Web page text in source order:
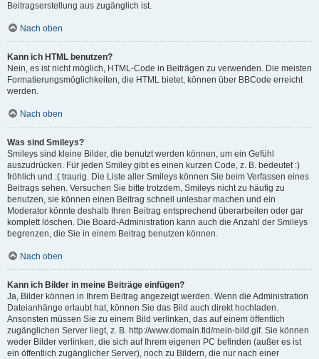
Beitragserstellung aus zugänglich ist.
Nach oben
Kann ich HTML benutzen?
Nein, es ist nicht möglich, HTML-Code in Beiträgen zu verwenden. Die meisten
Formatierungsmöglichkeiten, die HTML bietet, können über BBCode erreicht
werden.
Nach oben
Was sind Smileys?
Smileys sind kleine Bilder, die benutzt werden können, um ein Gefühl
auszudrücken. Für jeden Smiley gibt es einen kurzen Code, z. B. bedeutet :)
fröhlich und :( traurig. Die Liste aller Smileys können Sie beim Verfassen eines
Beitrags sehen. Versuchen Sie bitte trotzdem, Smileys nicht zu häufig zu
benutzen, sie können einen Beitrag schnell unlesbar machen und ein
Moderator könnte deshalb Ihren Beitrag entsprechend überarbeiten oder gar
komplett löschen. Die Board-Administration kann auch die Anzahl der Smileys
begrenzen, die Sie in einem Beitrag benutzen können.
Nach oben
Kann ich Bilder in meine Beiträge einfügen?
Ja, Bilder können in Ihrem Beitrag angezeigt werden. Wenn die Administration
Dateianhänge erlaubt hat, können Sie das Bild auch direkt hochladen.
Ansonsten müssen Sie zu einem Bild verlinken, das auf einem öffentlich
zugänglichen Server liegt, z. B. http://www.domain.tld/mein-bild.gif. Sie können
weder Bilder verlinken, die sich auf Ihrem eigenen PC befinden (außer es ist
ein öffentlich zugänglicher Server), noch zu Bildern, die nur nach einer